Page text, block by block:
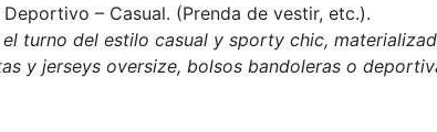
– Casual. (Prenda de vestir, etc.).
el turno del estilo casual y sporty chic,
y jerseys oversize, bolsos bandoleras o